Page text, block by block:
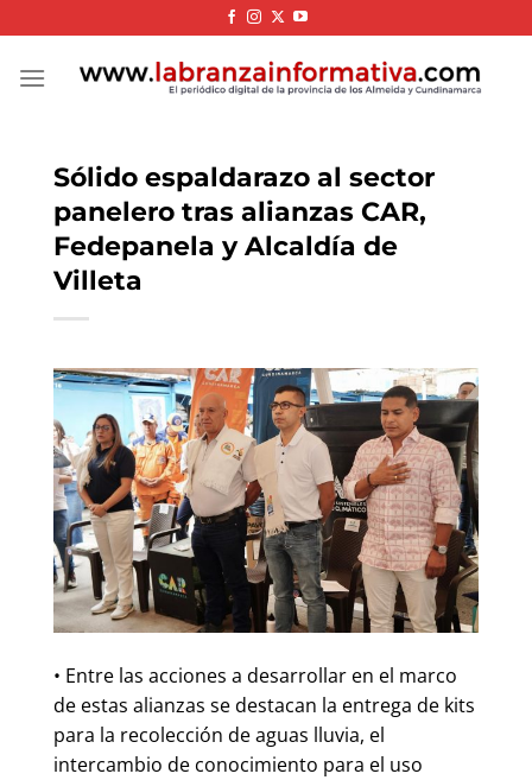
to
content
Sólido espaldarazo al sector
panelero tras alianzas CAR,
Fedepanela y Alcaldía de
Villeta
• Entre las acciones a desarrollar en el marco
de estas alianzas se destacan la entrega de kits
para la recolección de aguas lluvia, el
intercambio de conocimiento para el uso